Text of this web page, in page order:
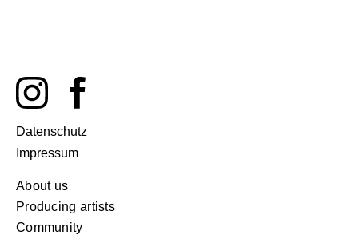
Datenschutz
Impressum
About us
Producing artists
Community